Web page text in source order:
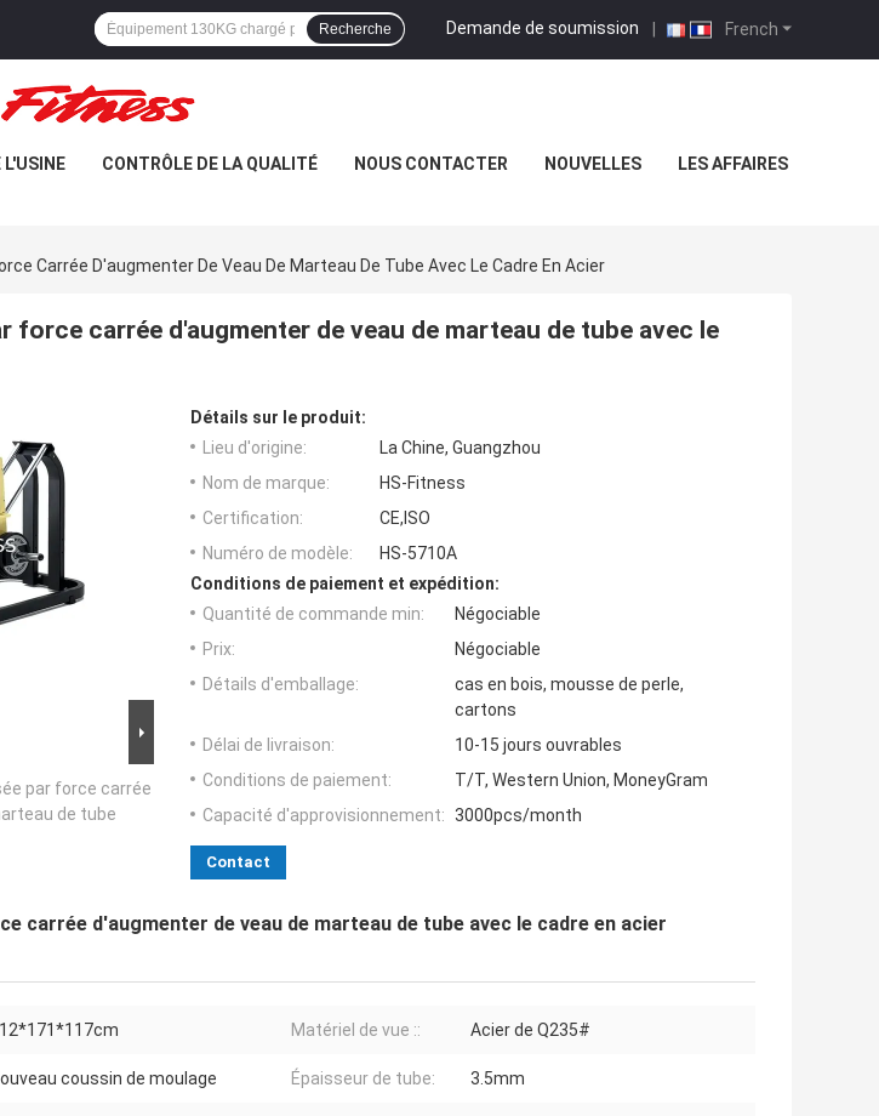
French
Demande de soumission |
Recherche
CONTRÔLE DE LA QUALITÉ NOUS CONTACTER NOUVELLES LES AFFAIRES
Carrée D'augmenter De Veau De Marteau De Tube Avec Le Cadre En Acier
force carrée d'augmenter de veau de marteau de tube avec le
par force carrée
de tube
Détails sur le produit:
Lieu d'origine:
La Chine, Guangzhou
Nom de marque:
HS-Fitness
Certification:
CE,ISO
Numéro de modèle:
HS-5710A
Conditions de paiement et expédition:
Quantité de commande min:
Négociable
Prix:
Négociable
Détails d'emballage:
cas en bois, mousse de perle,
cartons
Délai de livraison:
10-15 jours ouvrables
Conditions de paiement:
T/T, Western Union, MoneyGram
Capacité d'approvisionnement: 3000pcs/month
Contact
carrée d'augmenter de veau de marteau de tube avec le cadre en acier
Matériel de vue :: Acier de Q235#
coussin de moulage Épaisseur de tube: 3.5mm